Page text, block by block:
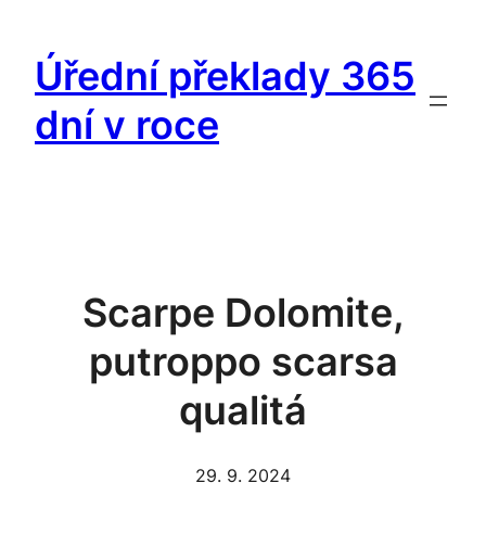
contenuto
Úřední překlady 365
dní v roce
Scarpe Dolomite,
putroppo scarsa
qualitá
29. 9. 2024